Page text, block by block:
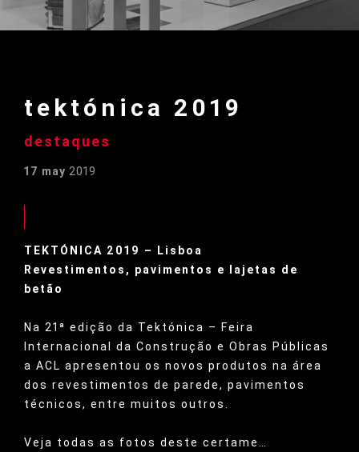
tektónica 2019
destaques
17 may 2019
TEKTÓNICA 2019 – Lisboa
Revestimentos, pavimentos e lajetas de
betão
Na 21ª edição da Tektónica – Feira
Internacional da Construção e Obras Públicas
a ACL apresentou os novos produtos na área
dos revestimentos de parede, pavimentos
técnicos, entre muitos outros.
Veja todas as fotos deste certame…